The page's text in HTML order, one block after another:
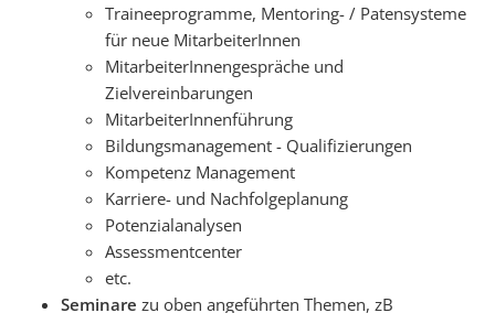
Traineeprogramme, Mentoring- / Patensysteme
für neue MitarbeiterInnen
MitarbeiterInnengespräche und
Zielvereinbarungen
MitarbeiterInnenführung
Bildungsmanagement - Qualifizierungen
Kompetenz Management
Karriere- und Nachfolgeplanung
Potenzialanalysen
Assessmentcenter
etc.
Seminare zu oben angeführten Themen, zB